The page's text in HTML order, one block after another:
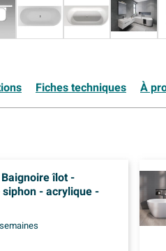
Fiches techniques À
îlot -
- acrylique -